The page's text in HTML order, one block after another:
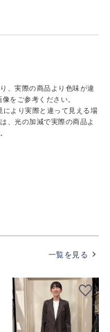
、実際の商品より色味が違
をご参考ください。
より実際と違って見える場
、光の加減で実際の商品よ
一覧を見る